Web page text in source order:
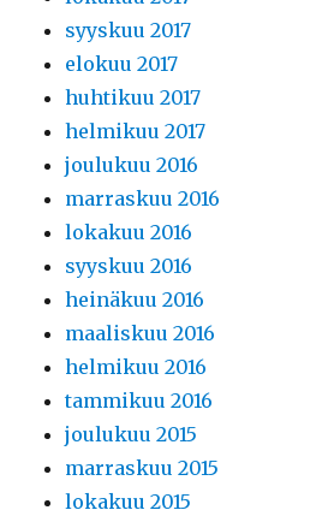
syyskuu 2017
elokuu 2017
huhtikuu 2017
helmikuu 2017
joulukuu 2016
marraskuu 2016
lokakuu 2016
syyskuu 2016
heinäkuu 2016
maaliskuu 2016
helmikuu 2016
tammikuu 2016
joulukuu 2015
marraskuu 2015
lokakuu 2015